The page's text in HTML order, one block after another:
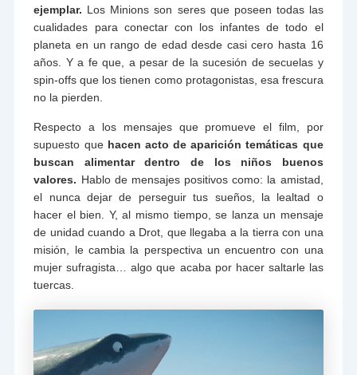
ejemplar. Los Minions son seres que poseen todas las
cualidades para conectar con los infantes de todo el
planeta en un rango de edad desde casi cero hasta 16
años. Y a fe que, a pesar de la sucesión de secuelas y
spin-offs que los tienen como protagonistas, esa frescura
no la pierden.
Respecto a los mensajes que promueve el film, por
supuesto que hacen acto de aparición temáticas que
buscan alimentar dentro de los niños buenos
valores. Hablo de mensajes positivos como: la amistad,
el nunca dejar de perseguir tus sueños, la lealtad o
hacer el bien. Y, al mismo tiempo, se lanza un mensaje
de unidad cuando a Drot, que llegaba a la tierra con una
misión, le cambia la perspectiva un encuentro con una
mujer sufragista… algo que acaba por hacer saltarle las
tuercas.